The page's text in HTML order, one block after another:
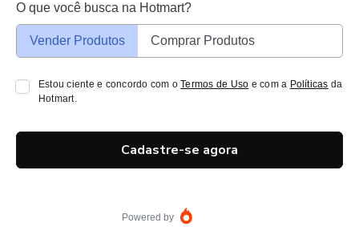
O que você busca na Hotmart?
Vender Produtos Comprar Produtos
Estou ciente e concordo com oTermos de Uso e com a Políticas da
Hotmart.
Cadastre-se agora
Powered by